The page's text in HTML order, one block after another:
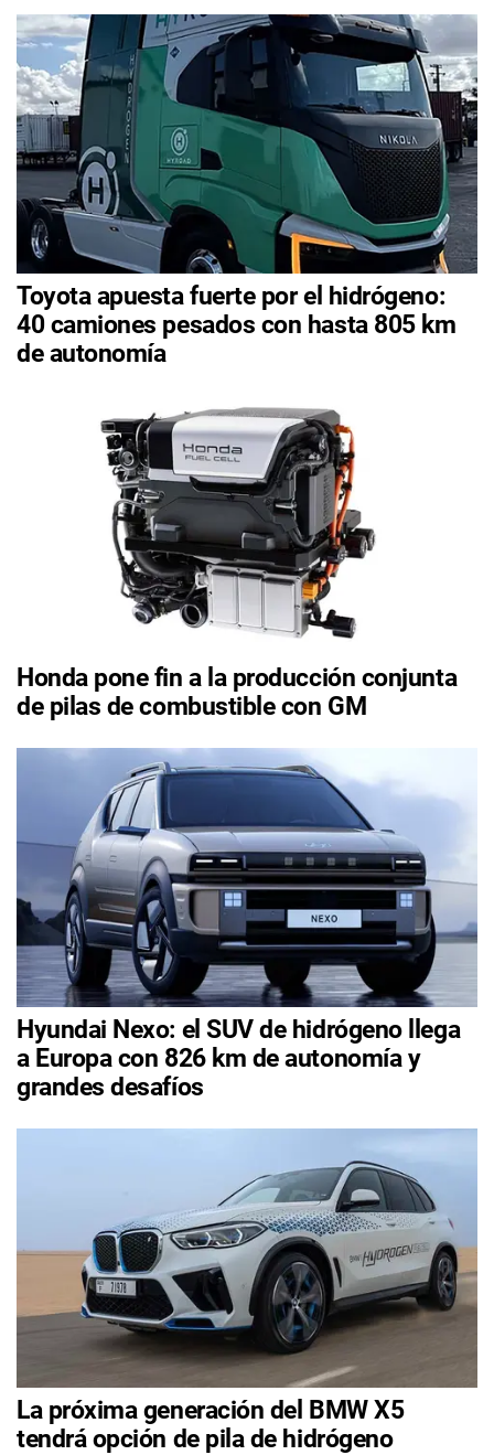
Toyota apuesta fuerte por el hidrógeno:
40 camiones pesados con hasta 805 km
de autonomía
Honda pone fin a la producción conjunta
de pilas de combustible con GM
Hyundai Nexo: el SUV de hidrógeno llega
a Europa con 826 km de autonomía y
grandes desafíos
La próxima generación del BMW X5
tendrá opción de pila de hidrógeno